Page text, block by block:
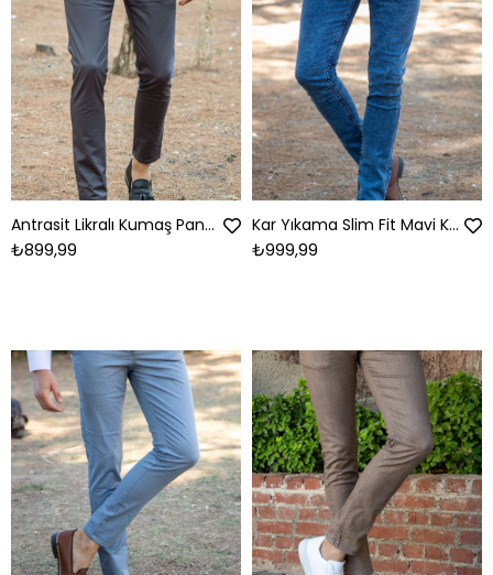
Antrasit Likralı Kumaş Pantolon
₺899,99
Kar Yıkama Slim Fit Mavi Kot Pantolon
₺999,99